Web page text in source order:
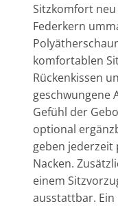
Sitzkomfort
Federkern
komfortablen
Rückenkissen
geschwungene
Gefühl der
optional
geben
Nacken.
einem
ausstattbar.